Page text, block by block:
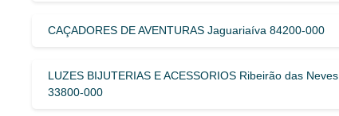
CAÇADORES DE AVENTURAS Jaguariaíva 84200-000
LUZES BIJUTERIAS E ACESSORIOS Ribeirão das Neves
33800-000